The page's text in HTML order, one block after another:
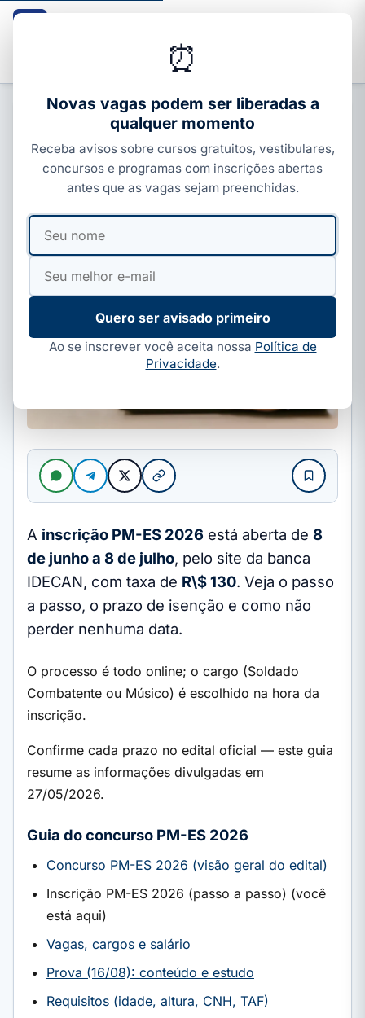
CONCURSOS ESTADUAIS
Inscrição PM-ES 2026: passo a
passo, taxa e isenção (IDECAN)
A inscrição PM-ES 2026 está aberta de 8
de junho a 8 de julho, pelo site da banca
IDECAN, com taxa de R\$ 130. Veja o passo
a passo, o prazo de isenção e como não
perder nenhuma data.
O processo é todo online; o cargo (Soldado
Combatente ou Músico) é escolhido na hora da
inscrição.
Confirme cada prazo no edital oficial — este guia
resume as informações divulgadas em
27/05/2026.
Guia do concurso PM-ES 2026
Concurso PM-ES 2026 (visão geral do edital)
Inscrição PM-ES 2026 (passo a passo) (você
está aqui)
Vagas, cargos e salário
Prova (16/08): conteúdo e estudo
Requisitos (idade, altura, CNH, TAF)
⏰
Novas vagas podem ser liberadas a
qualquer momento
Receba avisos sobre cursos gratuitos, vestibulares,
concursos e programas com inscrições abertas
antes que as vagas sejam preenchidas.
Seu
nome
Seu
mail
Quero ser avisado primeiro
Ao se inscrever você aceita nossa Política de
Privacidade.